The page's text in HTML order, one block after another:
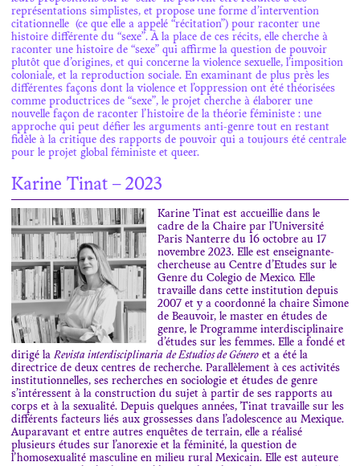
représentations simplistes, et propose une forme d’intervention
citationnelle (ce que elle a appelé “récitation”) pour raconter une
histoire différente du “sexe”. À la place de ces récits, elle cherche à
raconter une histoire de “sexe” qui affirme la question de pouvoir
plutôt que d’origines, et qui concerne la violence sexuelle, l’imposition
coloniale, et la reproduction sociale. En examinant de plus près les
différentes façons dont la violence et l’oppression ont été théorisées
comme productrices de “sexe”, le projet cherche à élaborer une
nouvelle façon de raconter l’histoire de la théorie féministe : une
approche qui peut défier les arguments anti-genre tout en restant
fidèle à la critique des rapports de pouvoir qui a toujours été centrale
pour le projet global féministe et queer.
Karine Tinat – 2023
Karine Tinat est accueillie dans le
cadre de la Chaire par l’Université
Paris Nanterre du 16 octobre au 17
novembre 2023. Elle est enseignante-
chercheuse au Centre d’Etudes sur le
Genre du Colegio de Mexico. Elle
travaille dans cette institution depuis
2007 et y a coordonné la chaire Simone
de Beauvoir, le master en études de
genre, le Programme interdisciplinaire
d’études sur les femmes. Elle a fondé et
dirigé laRevista interdisciplinaria de Estudios de Género et a été la
directrice de deux centres de recherche. Parallèlement à ces activités
institutionnelles, ses recherches en sociologie et études de genre
s’intéressent à la construction du sujet à partir de ses rapports au
corps et à la sexualité. Depuis quelques années, Tinat travaille sur les
différents facteurs liés aux grossesses dans l’adolescence au Mexique.
Auparavant et entre autres enquêtes de terrain, elle a réalisé
plusieurs études sur l’anorexie et la féminité, la question de
l’homosexualité masculine en milieu rural Mexicain. Elle est auteure